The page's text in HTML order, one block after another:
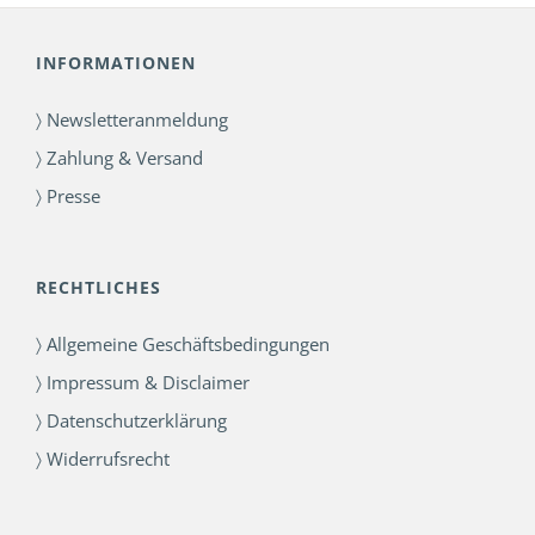
INFORMATIONEN
〉 Newsletteranmeldung
〉 Zahlung & Versand
〉 Presse
RECHTLICHES
〉 Allgemeine Geschäftsbedingungen
〉 Impressum & Disclaimer
〉 Datenschutzerklärung
〉 Widerrufsrecht